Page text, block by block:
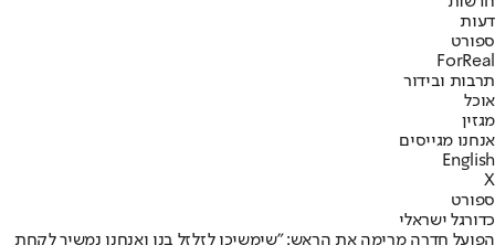
דעות
ספורט
ForReal
תרבות ובידור
אוכל
מגזין
אנחנו מגייסים
English
X
ספורט
כדורגל ישראלי
הפועל חדרה מרימה את הראש: "שימשיכו לזלזל בנו ואנחנו נמשיך לקחת